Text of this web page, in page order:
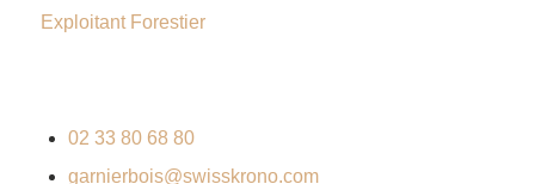
Exploitant Forestier
02 33 80 68 80
garnierbois@swisskrono.com